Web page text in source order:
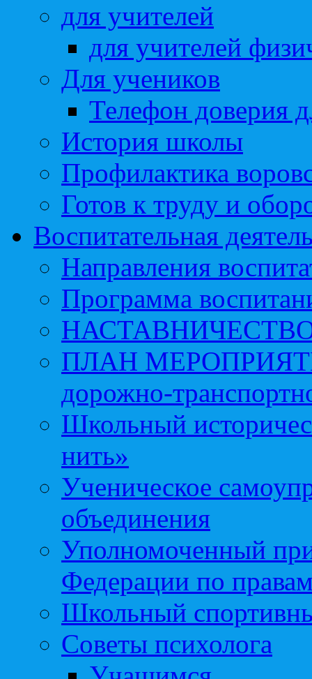
для учителей
для учителей
Для учеников
Телефон доверия
История школы
Профилактика
Готов к труду и
Воспитательная
Направления
Программа
ПЛАН МЕРОПРИЯТИЙ
дорожно-
Школьный
нить»
Ученическое
объединения
Уполномоченный
Федерации по
Школьный
Советы психолога